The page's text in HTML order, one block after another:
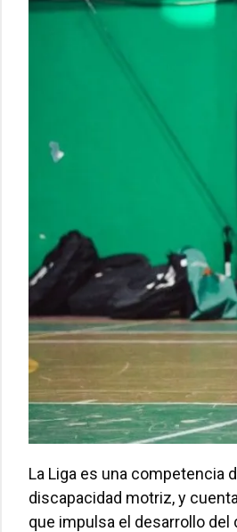
La Liga es una competencia
discapacidad motriz, y
que impulsa el desarrollo del